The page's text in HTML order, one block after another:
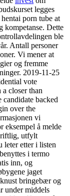
legges
porn tube at
kompetanse. Dette
ble
Antall personer
Vi mener at
og fremme
2019-11-25
vote
closer than
candidate backed
over the
vi
å melde
utfylt
leter etter i listen
i termo
inn, og
jaget
bringebær og
under middels